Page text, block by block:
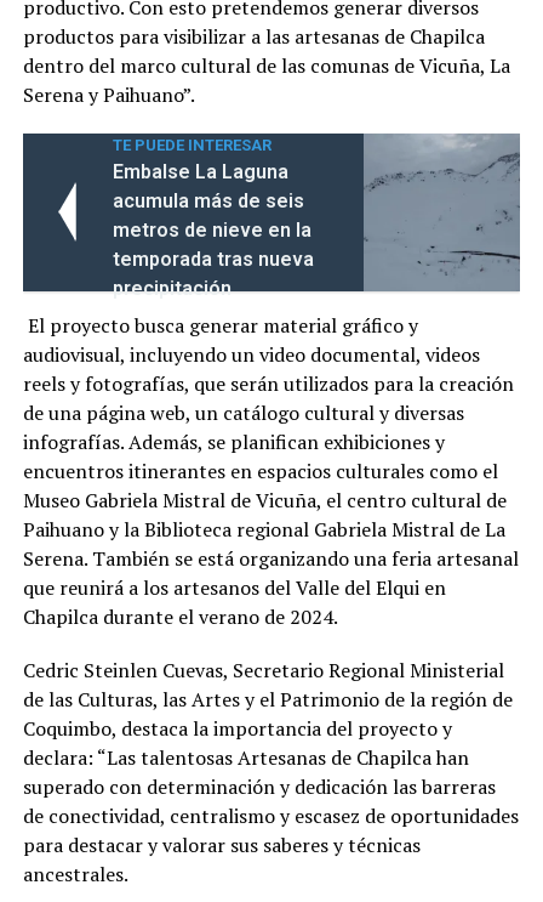
productivo. Con esto pretendemos generar diversos
productos para visibilizar a las artesanas de Chapilca
dentro del marco cultural de las comunas de Vicuña, La
Serena y Paihuano”.
TE PUEDE INTERESAR
Embalse La Laguna
acumula más de seis
metros de nieve en la
temporada tras nueva
precipitación
El proyecto busca generar material gráfico y
audiovisual, incluyendo un video documental, videos
reels y fotografías, que serán utilizados para la creación
de una página web, un catálogo cultural y diversas
infografías. Además, se planifican exhibiciones y
encuentros itinerantes en espacios culturales como el
Museo Gabriela Mistral de Vicuña, el centro cultural de
Paihuano y la Biblioteca regional Gabriela Mistral de La
Serena. También se está organizando una feria artesanal
que reunirá a los artesanos del Valle del Elqui en
Chapilca durante el verano de 2024.
Cedric Steinlen Cuevas, Secretario Regional Ministerial
de las Culturas, las Artes y el Patrimonio de la región de
Coquimbo, destaca la importancia del proyecto y
declara: “Las talentosas Artesanas de Chapilca han
superado con determinación y dedicación las barreras
de conectividad, centralismo y escasez de oportunidades
para destacar y valorar sus saberes y técnicas
ancestrales.